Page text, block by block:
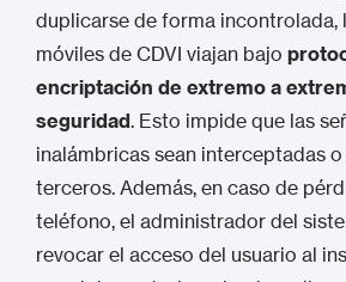
duplicarse de forma incontrolada,
móviles de CDVI viajan bajo
encriptación de extremo a
seguridad. Esto impide que las
inalámbricas sean interceptadas
terceros. Además, en caso de
teléfono, el administrador del
revocar el acceso del usuario al